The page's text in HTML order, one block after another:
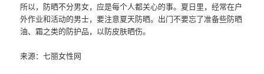
所以，防晒不分男女，应是每个人都关心的事。夏日里，经常在户
外作业和活动的男士，要注意夏天防晒。出门不要忘了准备些防晒
油、霜之类的防护品，以防皮肤晒伤。
来源：七丽女性网